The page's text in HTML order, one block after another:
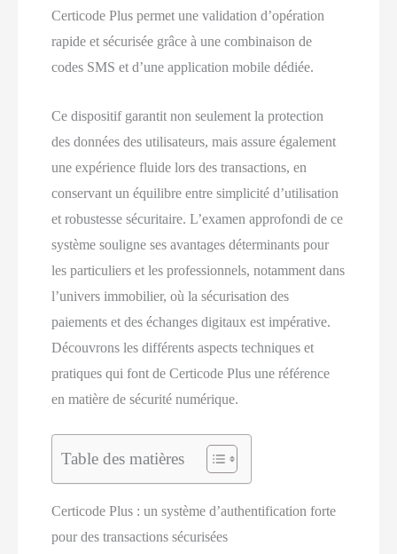
Certicode Plus permet une validation d’opération
rapide et sécurisée grâce à une combinaison de
codes SMS et d’une application mobile dédiée.
Ce dispositif garantit non seulement la protection
des données des utilisateurs, mais assure également
une expérience fluide lors des transactions, en
conservant un équilibre entre simplicité d’utilisation
et robustesse sécuritaire. L’examen approfondi de ce
système souligne ses avantages déterminants pour
les particuliers et les professionnels, notamment dans
l’univers immobilier, où la sécurisation des
paiements et des échanges digitaux est impérative.
Découvrons les différents aspects techniques et
pratiques qui font de Certicode Plus une référence
en matière de sécurité numérique.
Table des matières
Certicode Plus : un système d’authentification forte
pour des transactions sécurisées